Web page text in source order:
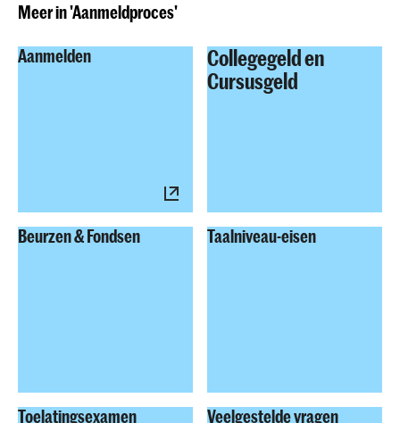
Meer in 'Aanmeldproces'
Aanmelden
Collegegeld en
Cursusgeld
Beurzen & Fondsen Taalniveau-eisen
Toelatingsexamen Veelgestelde vragen